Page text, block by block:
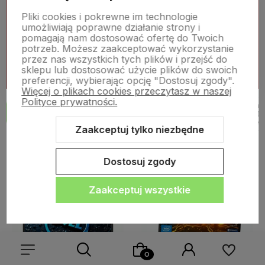
optymalne do Twoich potrzeb!
Zobacz więcej
Komputery
SFF
stacjonarne
Pliki cookies i pokrewne im technologie
umożliwiają poprawne działanie strony i
pomagają nam dostosować ofertę do Twoich
potrzeb. Możesz zaakceptować wykorzystanie
przez nas wszystkich tych plików i przejść do
sklepu lub dostosować użycie plików do swoich
preferencji, wybierając opcję "Dostosuj zgody".
Więcej o plikach cookies przeczytasz w naszej
Polityce prywatności.
Zaakceptuj tylko niezbędne
Dostosuj zgody
Zaakceptuj wszystkie